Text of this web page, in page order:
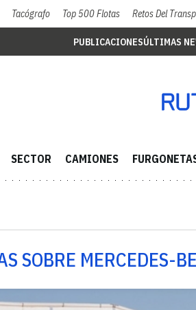
Tacógrafo Top 500 Flotas Retos Del
PUBLICACIONESÚLTIMAS
SECTOR CAMIONES
SOBRE MERCEDES-